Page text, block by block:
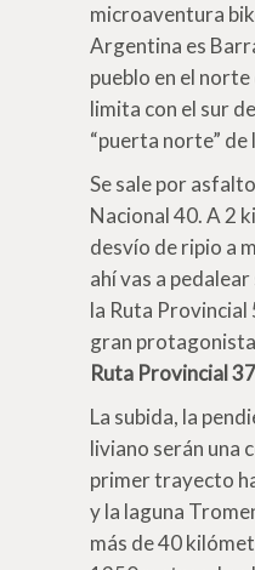
microaventura
Argentina es
pueblo en el
limita con el sur de
“puerta norte” de
Se sale por
Nacional 40. A 2
desvío de ripio a
ahí vas a
la Ruta Provincial
gran
Ruta Provincial
La subida, la
liviano serán una
primer trayecto
y la laguna
más de 40